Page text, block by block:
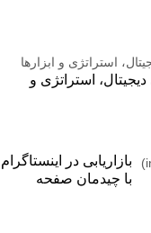
استراتژی و
بازاریابی در اینستاگرام
با چیدمان صفحه